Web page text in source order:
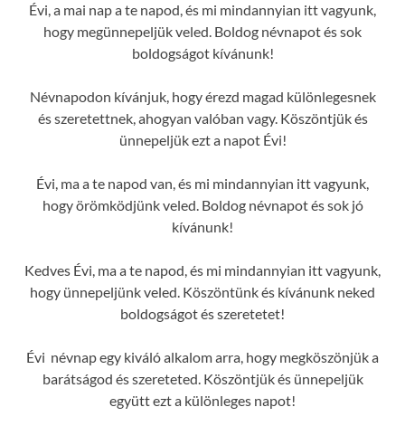
Évi, a mai nap a te napod, és mi mindannyian itt vagyunk,
hogy megünnepeljük veled. Boldog névnapot és sok
boldogságot kívánunk!
Névnapodon kívánjuk, hogy érezd magad különlegesnek
és szeretettnek, ahogyan valóban vagy. Köszöntjük és
ünnepeljük ezt a napot Évi!
Évi, ma a te napod van, és mi mindannyian itt vagyunk,
hogy örömködjünk veled. Boldog névnapot és sok jó
kívánunk!
Kedves Évi, ma a te napod, és mi mindannyian itt vagyunk,
hogy ünnepeljünk veled. Köszöntünk és kívánunk neked
boldogságot és szeretetet!
Évi névnap egy kiváló alkalom arra, hogy megköszönjük a
barátságod és szereteted. Köszöntjük és ünnepeljük
együtt ezt a különleges napot!